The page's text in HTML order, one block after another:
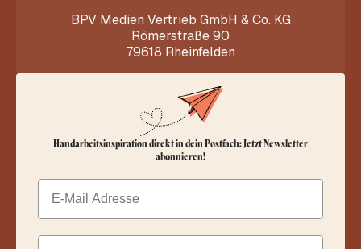
BPV Medien Vertrieb GmbH & Co. KG
Römerstraße 90
79618 Rheinfelden
Handarbeitsinspiration direkt in dein Postfach: Jetzt Newsletter
abonnieren!
Email
Dein Vorname